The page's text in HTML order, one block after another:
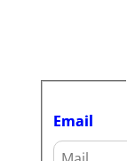
Email